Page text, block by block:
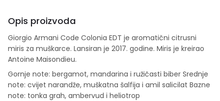
Opis proizvoda
Giorgio Armani Code Colonia EDT je aromatični citrusni
miris za muškarce. Lansiran je 2017. godine. Miris je kreirao
Antoine Maisondieu.
Gornje note: bergamot, mandarina i ružičasti biber Srednje
note: cvijet narandže, muškatna šalfija i amil salicilat Bazne
note: tonka grah, ambervud i heliotrop